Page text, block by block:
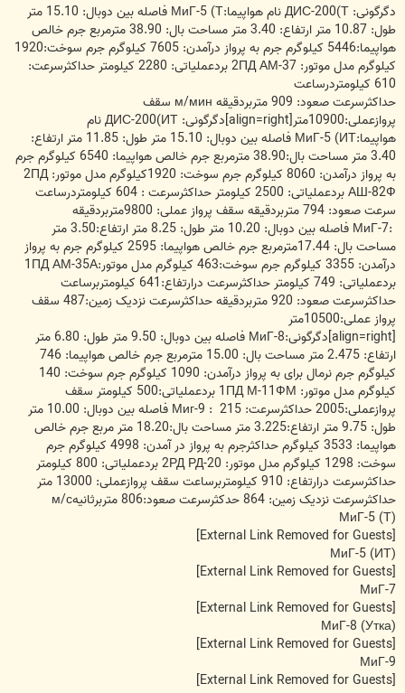
ت
دگرگونی: ДИС-200(Т نام هواپیما:МиГ-5 (Т فاصله بین دوبال: 15.10 متر
طول: 10.87 متر ارتفاع: 3.40 متر مساحت بال: 38.90 مترمربع جرم خالص
هواپیما:5446 کیلوگرم جرم به پرواز درآمدن: 7605 کیلوگرم جرم سوخت:1920
کیلوگرم مدل موتور: 2ПД АМ-37 بردعملیاتی: 2280 کیلومتر حداکثرسرعت:
610 کیلومتردرساعت
حداکثرسرعت صعود: 909 متربردقیقه м/мин سقف
پروازعملی:10900متر[align=right]دگرگونی: ДИС-200(ИТ نام
هواپیما:МиГ-5 (ИТ فاصله بین دوبال: 15.10 متر طول: 11.85 متر ارتفاع:
3.40 متر مساحت بال:38.90 مترمربع جرم خالص هواپیما: 6540 کیلوگرم جرم
به پرواز درآمدن: 8060 کیلوگرم جرم سوخت: 1920کیلوگرم مدل موتور: 2ПД
АШ-82Ф بردعملیاتی: 2500 کیلومتر حداکثرسرعت : 604 کیلومتردرساعت
سرعت صعود: 794 متربردقیقه سقف پرواز عملی: 9800متربردقیقه
:МиГ-7 فاصله بین دوبال: 10.20 متر طول: 8.25 متر ارتفاع:3.50 متر
مساحت بال: 17.44مترمربع جرم خالص هواپیما: 2595 کیلوگرم جرم به پرواز
درآمدن: 3355 کیلوگرم جرم سوخت:463 کیلوگرم مدل موتور:1ПД АМ-35А
بردعملیاتی: 749 کیلومتر حداکثرسرعت درارتفاع:641 کیلومتربرساعت
حداکثرسرعت صعود: 920 متربردقیقه حداکثرسرعت نزدیک زمین:487 سقف
پرواز عملی:10500متر
[align=right]دگرگونی:МиГ-8 فاصله بین دوبال: 9.50 متر طول: 6.80 متر
ارتفاع: 2.475 متر مساحت بال: 15.00 مترمربع جرم خالص هواپیما: 746
کیلوگرم جرم نرمال برای به پرواز درآمدن: 1090 کیلوگرم جرم سوخت: 140
کیلوگرم مدل موتور: 1ПД М-11ФМ بردعملیاتی:500 کیلومتر سقف
پروازعملی:2005 حداکثرسرعت: 215 : Миг-9 فاصله بین دوبال: 10.00 متر
طول: 9.75 متر ارتفاع:3.225 متر مساحت بال:18.20 متر مربع جرم خالص
هواپیما: 3533 کیلوگرم حداکثرجرم به پرواز در آمدن: 4998 کیلوگرم جرم
سوخت: 1298 کیلوگرم مدل موتور: 2РД РД-20 بردعملیاتی: 800 کیلومتر
حداکثرسرعت درارتفاع: 910 کیلومتربرساعت سقف پروازعملی: 13000 متر
حداکثرسرعت نزدیک زمین: 864 حدکثرسرعت صعود:806 متربرثانیهм/с
МиГ-5 (Т)
[External Link Removed for Guests]
МиГ-5 (ИТ)
[External Link Removed for Guests]
МиГ-7
[External Link Removed for Guests]
МиГ-8 (Утка)
[External Link Removed for Guests]
МиГ-9
[External Link Removed for Guests]